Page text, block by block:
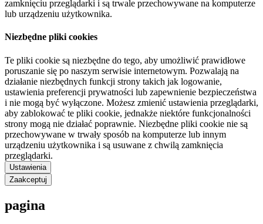
zamknięciu przeglądarki i są trwale przechowywane na komputerze
lub urządzeniu użytkownika.
Niezbędne pliki cookies
Te pliki cookie są niezbędne do tego, aby umożliwić prawidłowe
poruszanie się po naszym serwisie internetowym. Pozwalają na
działanie niezbędnych funkcji strony takich jak logowanie,
ustawienia preferencji prywatności lub zapewnienie bezpieczeństwa
i nie mogą być wyłączone. Możesz zmienić ustawienia przeglądarki,
aby zablokować te pliki cookie, jednakże niektóre funkcjonalności
strony mogą nie działać poprawnie. Niezbędne pliki cookie nie są
przechowywane w trwały sposób na komputerze lub innym
urządzeniu użytkownika i są usuwane z chwilą zamknięcia
przeglądarki.
Ustawienia
Zaakceptuj
pagina